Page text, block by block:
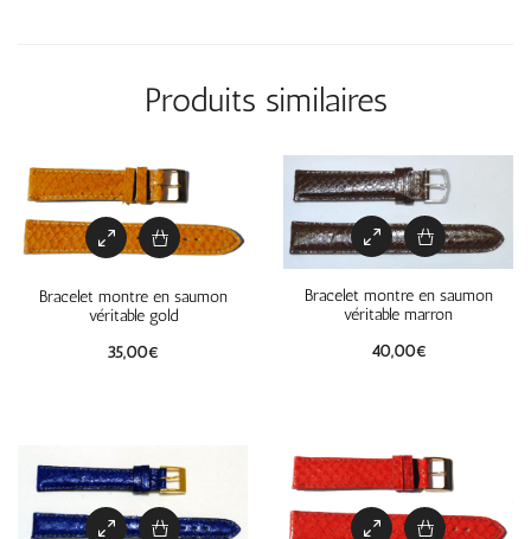
Produits similaires
Bracelet montre en saumon
véritable gold
35,00€
Bracelet montre en saumon
véritable marron
40,00€